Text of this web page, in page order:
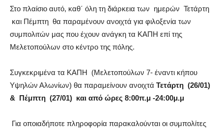
Στο πλαίσιο αυτό, καθ΄ όλη τη διάρκεια των ημερών Τετάρτη
και Πέμπτη θα παραμένουν ανοιχτά για φιλοξενία των
συμπολιτών μας που έχουν ανάγκη τα ΚΑΠΗ επί της
Μελετοπούλων στο κέντρο της πόλης.
Συγκεκριμένα τα ΚΑΠΗ (Μελετοπούλων 7- έναντι κήπου
Υψηλών Αλωνίων) θα παραμείνουν ανοιχτά Τετάρτη (26/01)
& Πέμπτη (27/01) και από ώρες 8:00π.μ -24:00μ.μ
Για οποιαδήποτε πληροφορία παρακαλούνται οι συμπολίτες